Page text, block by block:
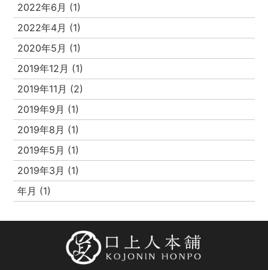
2022年6月 (1)
2022年4月 (1)
2020年5月 (1)
2019年12月 (1)
2019年11月 (2)
2019年9月 (1)
2019年8月 (1)
2019年5月 (1)
2019年3月 (1)
年月 (1)